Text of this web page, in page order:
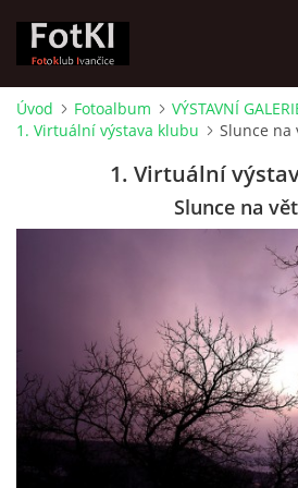
ÚVOD
FOTO VYCHÁZKY
ŽIVOT FOTOKLUBU
Úvod Fotoalbum
VÝSTAVNÍ
1. Virtuální výstava klubu
Slunce na
1. Virtuální
Slunce na